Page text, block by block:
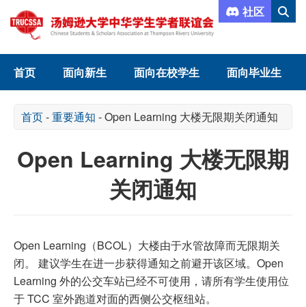
社区
首页 面向新生 面向在校学生 面向毕业生
首页-重要通知 -Open Learning 大楼无限期关闭通知
Open Learning 大楼无限期
关闭通知
Open Learning（BCOL）大楼由于水管故障而无限期关
闭。 建议学生在进一步获得通知之前避开该区域。Open
Learning 外的公交车站已经不可使用，请所有学生使用位
于 TCC 室外跑道对面的西侧公交枢纽站。